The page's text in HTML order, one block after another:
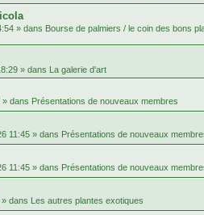
» dans Bourse de palmiers / le coin des bons
» dans La galerie d'art
» dans Présentations de nouveaux membres
11:45 » dans Présentations de nouveaux
11:45 » dans Présentations de nouveaux
» dans Les autres plantes exotiques